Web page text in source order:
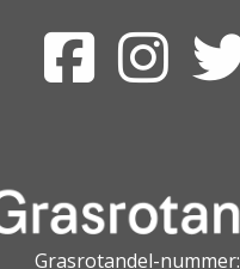
Grasrotandel-nummer: